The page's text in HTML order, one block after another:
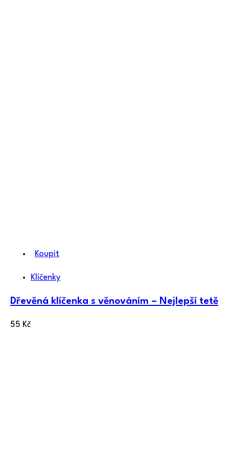
Koupit
Klíčenky
Dřevěná klíčenka s věnováním – Nejlepší tetě
55 Kč